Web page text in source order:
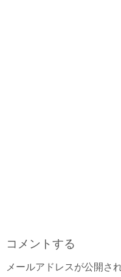
コメントする
メールアドレスが公開さ